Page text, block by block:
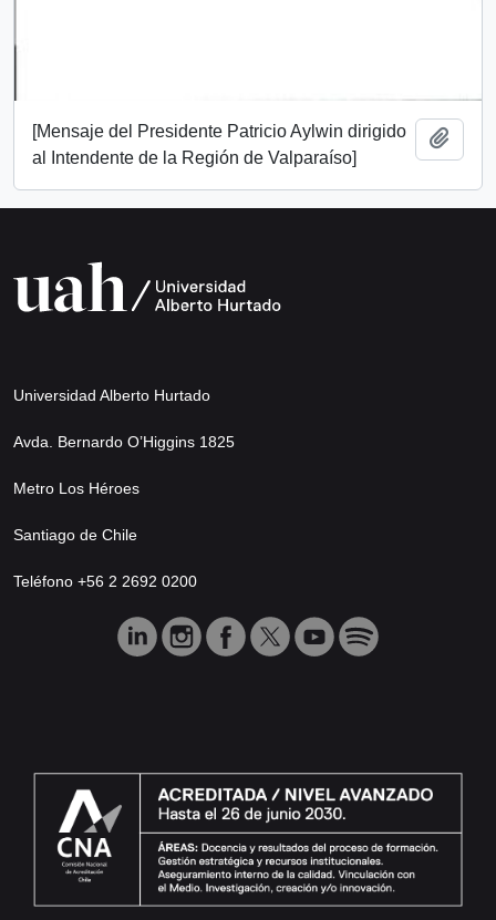
[Mensaje del Presidente Patricio Aylwin dirigido
al Intendente de la Región de Valparaíso]
Universidad Alberto Hurtado
Avda. Bernardo O’Higgins 1825
Metro Los Héroes
Santiago de Chile
Teléfono +56 2 2692 0200